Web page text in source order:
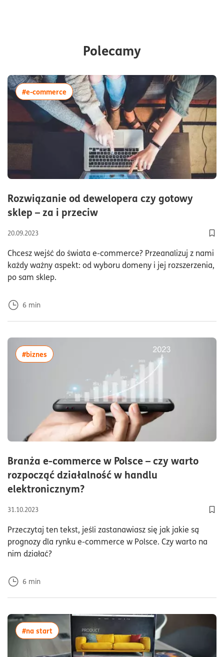
Polecamy
Rozwiązanie od dewelopera czy gotowy
sklep – za i przeciwczas czytania6minuty
20.09.2023
Chcesz wejść do świata e-commerce? Przeanalizuj z nami
każdy ważny aspekt: od wyboru domeny i jej rozszerzenia,
po sam sklep.
6 min
#e-commercewięcej artykułów z tagiem:#e-commerce
Branża e-commerce w Polsce – czy warto
rozpocząć działalność w handlu
elektronicznym?czas czytania6minuty
31.10.2023
Przeczytaj ten tekst, jeśli zastanawiasz się jak jakie są
prognozy dla rynku e-commerce w Polsce. Czy warto na
nim działać?
6 min
#bizneswięcej artykułów z tagiem:#biznes
#na start więcej artykułów z tagiem:#na start